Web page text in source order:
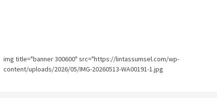
img title="banner 300600" src="https://lintassumsel.com/wp-
content/uploads/2026/05/IMG-20260513-WA00191-1.jpg